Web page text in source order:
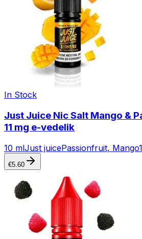
In Stock
Just Juice Nic Salt Mango &
11 mg e-vedelik
10 mlJust juicePassionfruit, Mango
€5.60